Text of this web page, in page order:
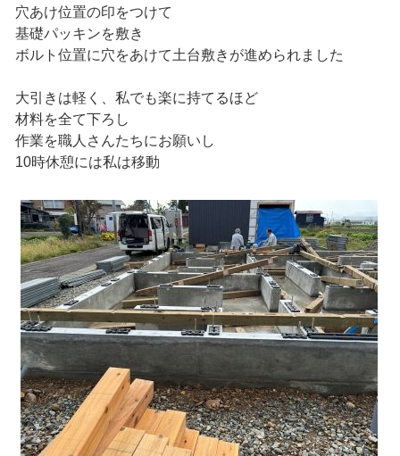
穴あけ位置の印をつけて
基礎パッキンを敷き
ボルト位置に穴をあけて土台敷きが進められました
大引きは軽く、私でも楽に持てるほど
材料を全て下ろし
作業を職人さんたちにお願いし
10時休憩には私は移動